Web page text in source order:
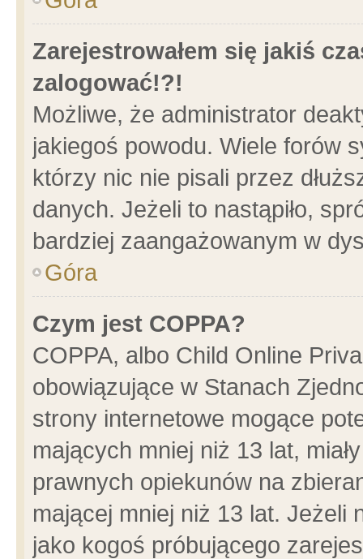
Zarejestrowałem się jakiś
zalogować!?!
Możliwe, że administrator
jakiegoś powodu. Wiele forów
którzy nic nie pisali przez
danych. Jeżeli to nastąpiło,
bardziej zaangażowanym w
Góra
Czym jest COPPA?
COPPA, albo Child Online
obowiązujące w Stanach
strony internetowe mogące
mających mniej niż 13 lat,
prawnych opiekunów na
mającej mniej niż 13 lat. Jeżeli
jako kogoś próbującego